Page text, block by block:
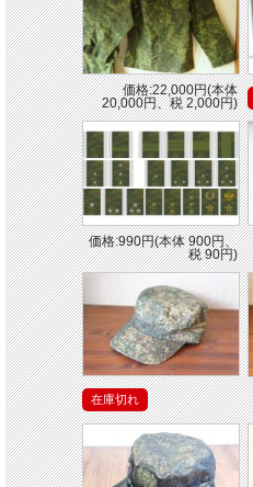
価格:22,000円(本体
20,000円、税 2,000円)
価格:990円(本体 900円、
税 90円)
在庫切れ